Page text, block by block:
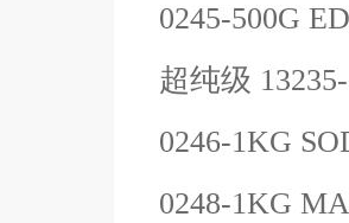
0245-500G
超纯级
0246-1KG
0248-1KG